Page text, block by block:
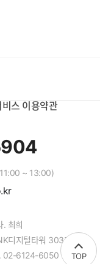
비스 이용약관
~ 13:00)
. 최희
디지털타워 303호
02-6124-6050 TOP